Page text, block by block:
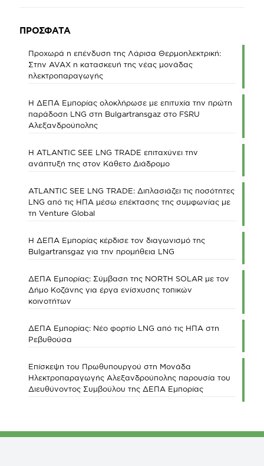
ΠΡΟΣΦΑΤΑ
Προχωρά η επένδυση της Λάρισα Θερμοηλεκτρική:
Στην AVAX η κατασκευή της νέας μονάδας
ηλεκτροπαραγωγής
Η ΔΕΠΑ Εμπορίας ολοκλήρωσε με επιτυχία την πρώτη
παράδοση LNG στη Bulgartransgaz στο FSRU
Αλεξανδρούπολης
Η ATLANTIC SEE LNG TRADE επιταχύνει την
ανάπτυξή της στον Κάθετο Διάδρομο
ATLANTIC SEE LNG TRADE: Διπλασιάζει τις ποσότητες
LNG από τις ΗΠΑ μέσω επέκτασης της συμφωνίας με
τη Venture Global
Η ΔΕΠΑ Εμπορίας κέρδισε τον διαγωνισμό της
Bulgartransgaz για την προμήθεια LNG
ΔΕΠΑ Εμπορίας: Σύμβαση της NORTH SOLAR με τον
Δήμο Κοζάνης για έργα ενίσχυσης τοπικών
κοινοτήτων
ΔΕΠΑ Εμπορίας: Νέο φορτίο LNG από τις ΗΠΑ στη
Ρεβυθούσα
Επίσκεψη του Πρωθυπουργού στη Μονάδα
Ηλεκτροπαραγωγής Αλεξανδρούπολης παρουσία του
Διευθύνοντος Συμβούλου της ΔΕΠΑ Εμπορίας